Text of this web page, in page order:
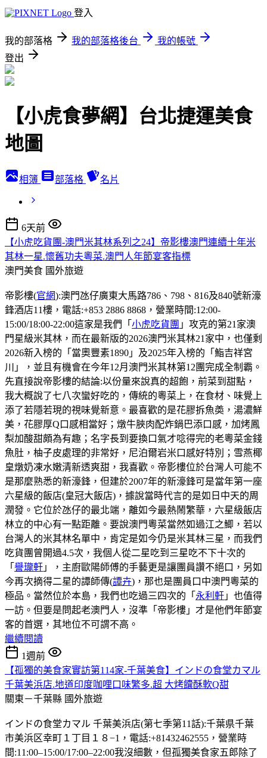
登入
我的部落格 我的部落格後台
我的帳號
登出
【小虎食夢網】台北捷運美食
地圖
相簿 部落格 名片
6天前
【小虎吃貨團-澳門米其林系列之24】帝影樓澳門連續十年米
其林一星.懷舊功夫粵菜.澳門人年節宴客指標
澳門美食 國外旅遊
帝影樓(官網):澳門氹仔廣東大馬路786、798、816及840號新濠
鋒酒店11樓，電話:+853 2886 8868，營業時間:12:00-
15:00/18:00-22:00這家是我們「 小虎吃貨團 」攻克的第21家澳
門星級米其林，而在最新版的2026澳門米其林21家中，也僅剩
2026新入榜的「當奧豐素1890」及2025年入榜的「鮨吉祥宮
川」，並且有機會在今年12月澳門米其林第12團完成全制霸。
先直接說帝影樓的結論:以份量來說真的超飽，前菜到甜點，
我大概說了七八次蠻好吃的，傳統的粵菜上，在食材、味覺上
添了若隱若現的視味覺新意。最喜歡的是花膠拆魚𡙡，湯濃鮮
美，花膠厚Q口感相當好；燉牛脥肉配炸鍋巴添口感，加烤鳳
梨加酸甜頗為有趣；名字長到要換口氣才唸得完的老粵菜金錢
魚肚，柚子皮處理的非常好，尼泊爾岩米口感好特別；雪燕椰
皇燉奶凍水嫩清新透爽甜，我喜歡。帝影樓位於台灣人可能不
是那麼熟悉的新濠鋒，但建於2007年的新濠鋒可是當年第一座
六星級的飯店(皇冠大飯店)，據說當時代言的是如日中天的周
潤發。它位於氹仔的最北端，離如今最熱鬧繁華，六星級飯店
林立的中心有一點距離。要說澳門粵菜當然如過江之鯽，若以
台灣人的米其林名單中，肯定是如今仍是米其林三星，而我們
吃貨團曾開過4.5次，我個人從二星吃到三星吃不下十次的
「 譽瓏軒 」，主廚歐陽師傅的手藝更是讓團員讚不絕口，另如
今再次摘得二星的譚師傳(譚卉)，那也是團員口中澳門粵菜的
極品。當然位於本島，我們也吃過三四次的「 永利軒 」也值得
一訪。但要是問起老澳門人，沒準「帝影樓」才是他們年節宴
客的首選，其地位不可謂不高。
繼續閱讀
1週前
【孤獨的美食家實訪第114家-千葉美食】インドの食堂カマル
千葉美浜店.地道印度咖哩口味繁多.超 大烤饢酥軟Q甜
關東－千葉縣 國外旅遊
インドの食堂カマル 千葉美浜店(第七季第11話):千葉県千葉
市美浜区幸町１丁目１８−1，電話:+81432462555，營業時
間:11:00–15:00/17:00–22:00我沒細數，但孤獨美食家五郎除了